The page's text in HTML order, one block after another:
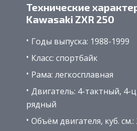
Технические
Kawasaki ZXR 250
Годы выпуска: 1988-1999
Класс: спортбайк
Рама: легкосплавная
Двигатель: 4-тактный, 4-
рядный
Объём двигателя, куб. см.: